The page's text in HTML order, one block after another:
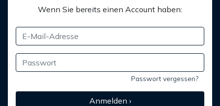
Wenn Sie bereits einen Account haben:
Passwort vergessen?
Anmelden ›